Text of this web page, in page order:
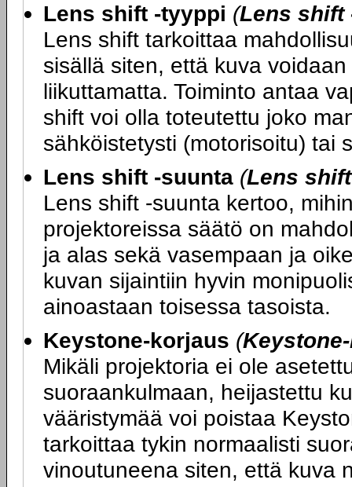
Lens shift -tyyppi (Lens shift
Lens shift tarkoittaa
sisällä siten, että kuva
liikuttamatta. Toiminto antaa
shift voi olla toteutettu joko
sähköistetysti (motorisoitu) tai
Lens shift -suunta (Lens
Lens shift -suunta kertoo,
projektoreissa säätö on
ja alas sekä vasempaan ja
kuvan sijaintiin hyvin
ainoastaan toisessa tasoista.
Keystone-korjaus (
Mikäli projektoria ei ole
suoraankulmaan, heijastettu
vääristymää voi poistaa
tarkoittaa tykin normaalisti
vinoutuneena siten, että kuva